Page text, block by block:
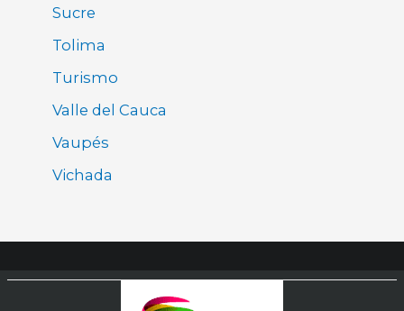
Sucre
Tolima
Turismo
Valle del Cauca
Vaupés
Vichada